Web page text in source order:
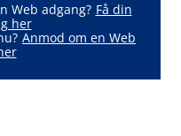
Web adgang? Få din
her
Anmod om en Web